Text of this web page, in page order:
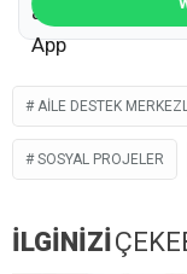
AILE DESTEK
SOSYAL PROJELER
İLGİNİZİ